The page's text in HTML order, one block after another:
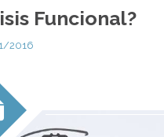
Funcional?
2016